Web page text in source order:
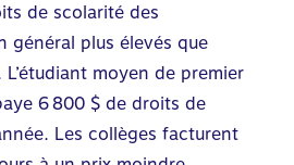
de scolarité des
général plus élevés que
moyen de premier
6 800 $ de droits de
Les collèges facturent